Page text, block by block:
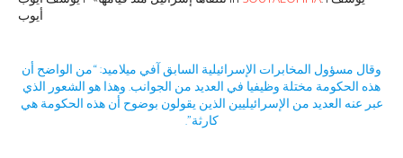
أيوب
وقال مسؤول المخابرات الإسرائيلية السابق آفي ميلاميد: “من الواضح أن
هذه الحكومة مختلة ‏وظيفيا في العديد من الجوانب. وهذا هو الشعور الذي
عبر عنه العديد من الإسرائيليين الذين ‏يقولون بوضوح أن هذه الحكومة هي
كارثة”.‏